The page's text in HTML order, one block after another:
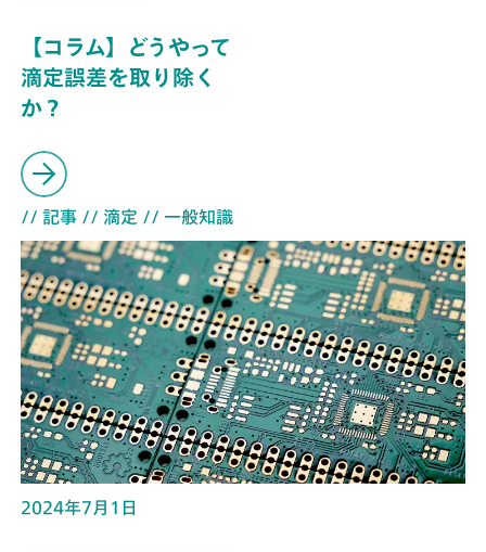
【コラム】どうやって
滴定誤差を取り除く
か？
// 記事 // 滴定 // 一般知識
2024年7月1日